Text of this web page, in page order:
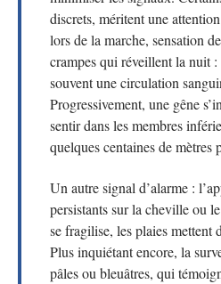
discrets, méritent une
lors de la marche, sensation
crampes qui réveillent la nuit :
souvent une circulation
Progressivement, une gêne
sentir dans les membres
quelques centaines de mètres
Un autre signal d’alarme :
persistants sur la cheville ou
se fragilise, les plaies mettent
Plus inquiétant encore, la
pâles ou bleuâtres, qui